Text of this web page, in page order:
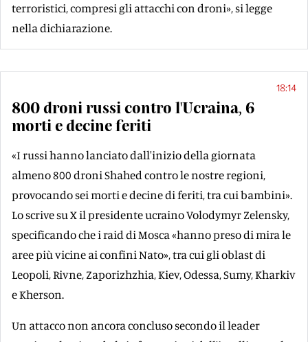
terroristici, compresi gli attacchi con droni», si legge
nella dichiarazione.
18:14
800 droni russi contro l'Ucraina, 6
morti e decine feriti
«I russi hanno lanciato dall'inizio della giornata
almeno 800 droni Shahed contro le nostre regioni,
provocando sei morti e decine di feriti, tra cui bambini».
Lo scrive su X il presidente ucraino Volodymyr Zelensky,
specificando che i raid di Mosca «hanno preso di mira le
aree più vicine ai confini Nato», tra cui gli oblast di
Leopoli, Rivne, Zaporizhzhia, Kiev, Odessa, Sumy, Kharkiv
e Kherson.
Un attacco non ancora concluso secondo il leader